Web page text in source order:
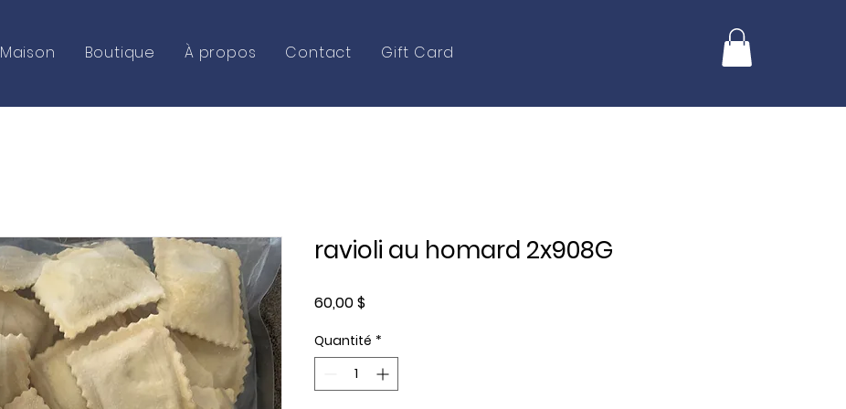
Maison Boutique À propos Contact Gift Card
ravioli au homard 2x908G
60,00 $
Quantité *